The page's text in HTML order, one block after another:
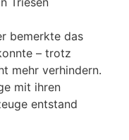
bemerkte das
– trotz
mehr verhindern.
mit ihren
entstand